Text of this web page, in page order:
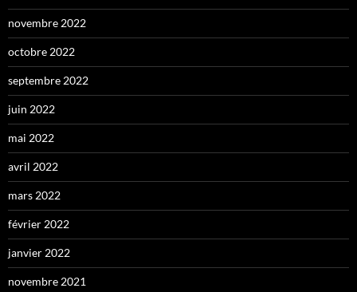
novembre 2022
octobre 2022
septembre 2022
juin 2022
mai 2022
avril 2022
mars 2022
février 2022
janvier 2022
novembre 2021